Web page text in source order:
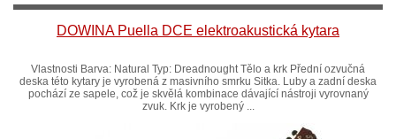
DOWINA Puella DCE elektroakustická kytara
Vlastnosti Barva: Natural Typ: Dreadnought Tělo a krk Přední ozvučná
deska této kytary je vyrobená z masivního smrku Sitka. Luby a zadní deska
pochází ze sapele, což je skvělá kombinace dávající nástroji vyrovnaný
zvuk. Krk je vyrobený ...